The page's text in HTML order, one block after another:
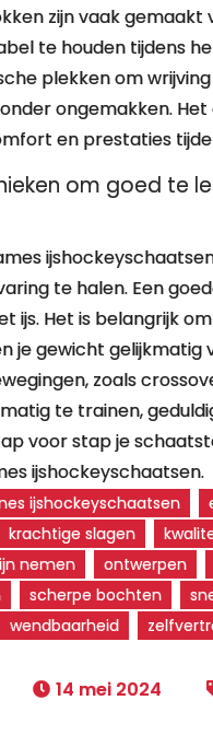
zijn vaak
te houden tijdens
plekken om
ongemakken.
en prestaties
om goed te
te halen. Een
ijs. Het is belangrijk
je gewicht
zoals
te trainen,
voor stap je
ijshockeyschaatsen.
ijshockeyschaatsen
krachtige slagen
nemen
ontwerpen
scherpe bochten
wendbaarheid
14 mei 2024